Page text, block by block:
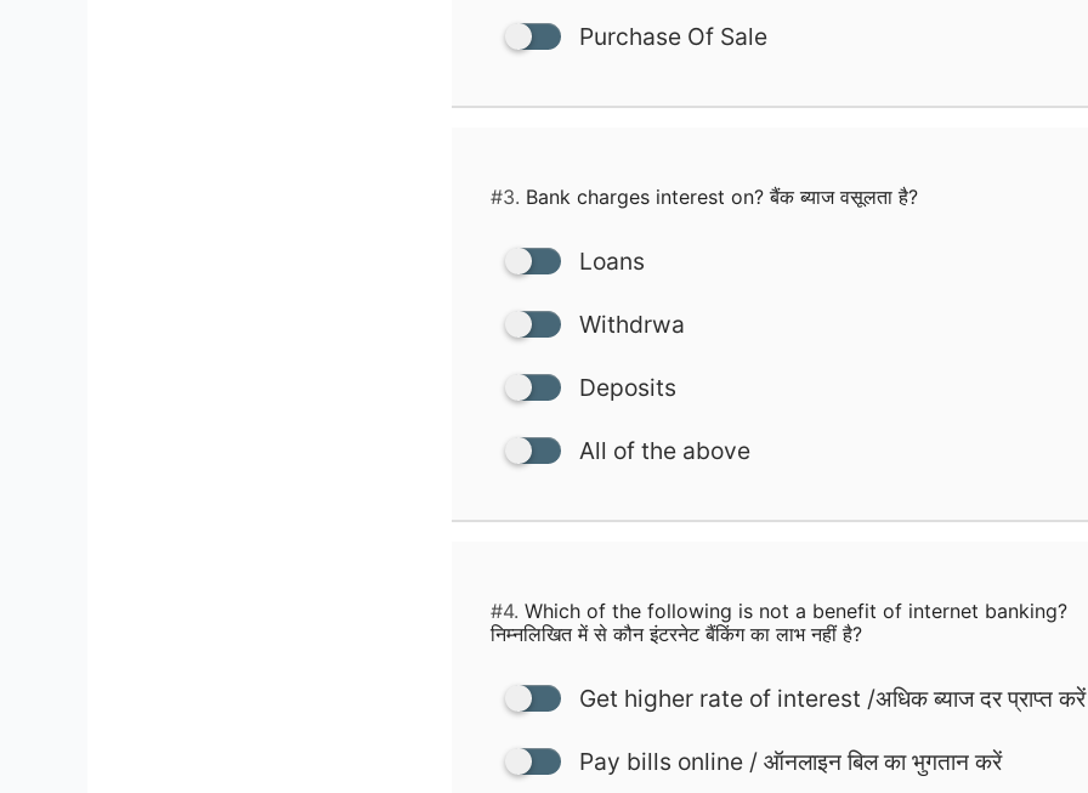
Purchase Of Sale
#3. Bank charges interest on? बैंक ब्याज वसूलता है?
Loans
Withdrwa
Deposits
All of the above
#4. Which of the following is not a benefit of internet banking?
निम्नलिखित में से कौन इंटरनेट बैंकिंग का लाभ नहीं है?
Get higher rate of interest /अधिक ब्याज दर प्राप्त करें
Pay bills online / ऑनलाइन बिल का भुगतान करें